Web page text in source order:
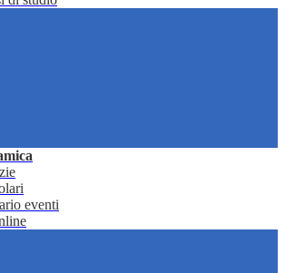
eventi